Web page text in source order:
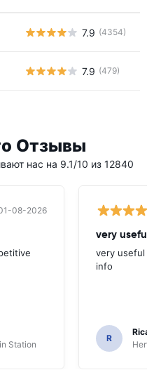
7.9 (4354)
7.9 (479)
Отзывы
нас на 9.1/10 из 12840
08-2026
Station
very useful
very useful
info
R